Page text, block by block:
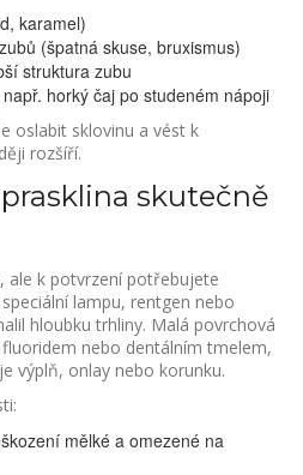
karamel)
(špatná skuse, bruxismus)
struktura zubu
horký čaj po studeném nápoji
oslabit sklovinu a vést k
rozšíří.
skutečně
ale k potvrzení potřebujete
lampu, rentgen nebo
hloubku trhliny. Malá povrchová
nebo dentálním tmelem,
výplň, onlay nebo korunku.
mělké a omezené na